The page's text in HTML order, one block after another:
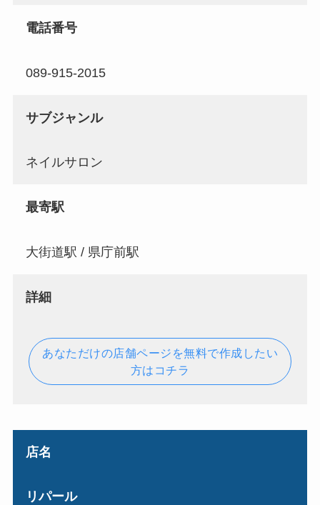
電話番号
089-915-2015
サブジャンル
ネイルサロン
最寄駅
大街道駅 / 県庁前駅
詳細
あなただけの店舗ページを無料で作成したい
方はコチラ
店名
リパール